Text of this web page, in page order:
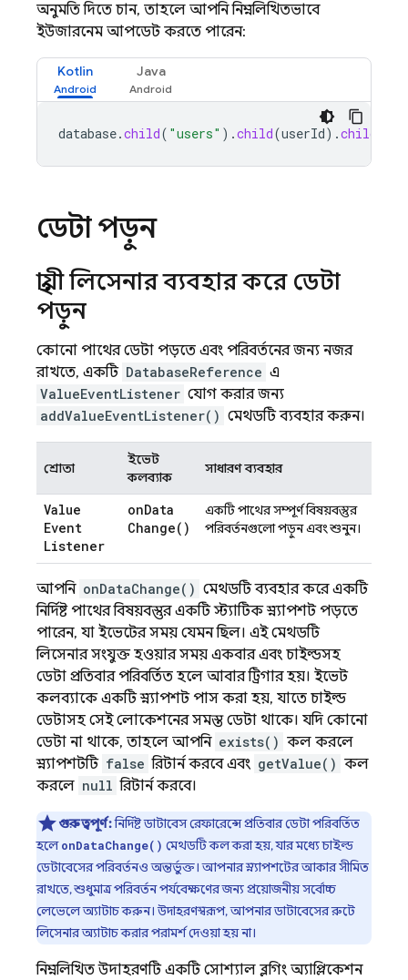
অনুমতি দিতে চান, তাহলে আপনি নিম্নলিখিতভাবে
ইউজারনেম আপডেট করতে পারেন:
Kotlin Java
database.child( "users" ).child(userId).child
ডেটা পড়ুন
স্থায়ী লিসেনার ব্যবহার করে ডেটা
পড়ুন
কোনো পাথের ডেটা পড়তে এবং পরিবর্তনের জন্য নজর
রাখতে, একটি DatabaseReference এ
ValueEventListener যোগ করার জন্য
addValueEventListener() মেথডটি ব্যবহার করুন।
শ্রোতা
ইভেন্ট
কলব্যাক
সাধারণ ব্যবহার
Value
Event
Listener
onData
Change( )
একটি পাথের সম্পূর্ণ বিষয়বস্তুর
পরিবর্তনগুলো পড়ুন এবং শুনুন।
আপনি onDataChange() মেথডটি ব্যবহার করে একটি
নির্দিষ্ট পাথের বিষয়বস্তুর একটি স্ট্যাটিক স্ন্যাপশট পড়তে
পারেন, যা ইভেন্টের সময় যেমন ছিল। এই মেথডটি
লিসেনার সংযুক্ত হওয়ার সময় একবার এবং চাইল্ডসহ
ডেটা প্রতিবার পরিবর্তিত হলে আবার ট্রিগার হয়। ইভেন্ট
কলব্যাকে একটি স্ন্যাপশট পাস করা হয়, যাতে চাইল্ড
ডেটাসহ সেই লোকেশনের সমস্ত ডেটা থাকে। যদি কোনো
ডেটা না থাকে, তাহলে আপনি exists() কল করলে
স্ন্যাপশটটি false রিটার্ন করবে এবং getValue() কল
করলে null রিটার্ন করবে।
গুরুত্বপূর্ণ:নির্দিষ্ট ডাটাবেস রেফারেন্সে প্রতিবার ডেটা পরিবর্তিত
হলেonDataChange() মেথডটি কল করা হয়, যার মধ্যে চাইল্ড
ডেটাবেসের পরিবর্তনও অন্তর্ভুক্ত। আপনার স্ন্যাপশটের আকার সীমিত
রাখতে, শুধুমাত্র পরিবর্তন পর্যবেক্ষণের জন্য প্রয়োজনীয় সর্বোচ্চ
লেভেলে অ্যাটাচ করুন। উদাহরণস্বরূপ, আপনার ডাটাবেসের রুটে
লিসেনার অ্যাটাচ করার পরামর্শ দেওয়া হয় না।
নিম্নলিখিত উদাহরণটি একটি সোশ্যাল ব্লগিং অ্যাপ্লিকেশন